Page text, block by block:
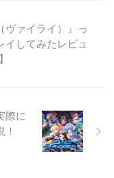
ヴァイライ）』っ
イしてみたレビュ
際に